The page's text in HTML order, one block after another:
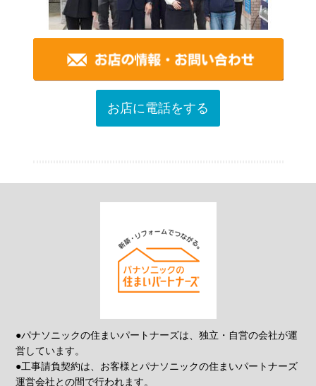
お店に電話をする
●パナソニックの住まいパートナーズは、独立・自営の会社が運
営しています。
●工事請負契約は、お客様とパナソニックの住まいパートナーズ
運営会社との間で行われます。